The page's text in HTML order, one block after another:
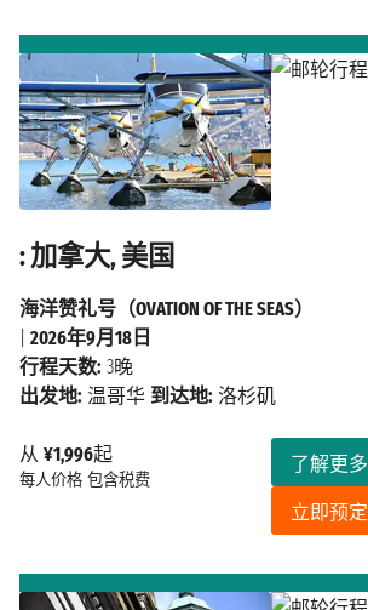
: 加拿大, 美国
从 ¥1,996起
每人价格 包含税费
了解更多
立即预定
海洋赞礼号（OVATION OF THE SEAS）
2026年9月18日
行程天数: 3晚
出发地: 温哥华 到达地: 洛杉矶